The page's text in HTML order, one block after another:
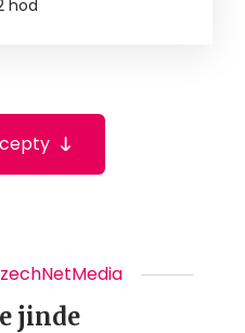
hod
jinde